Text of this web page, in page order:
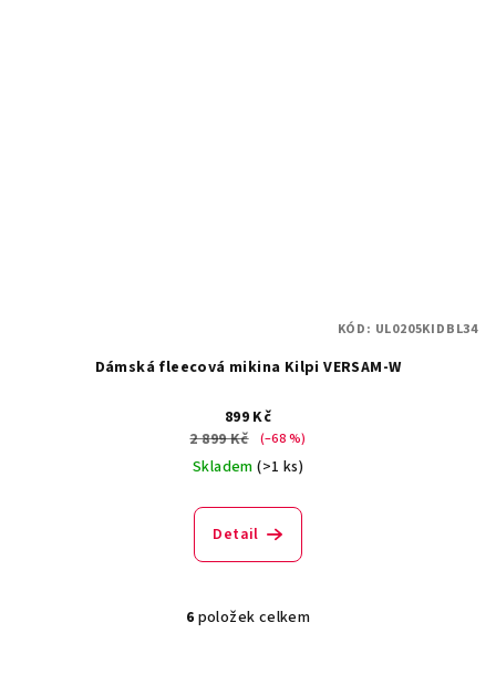
Dámská fleecová mikina Kilpi VERSAM-W
899 Kč
2 899 Kč
(–68 %)
Skladem(>1 ks)
Detail
KÓD: UL0205KIDBL34
O
6 položek celkem